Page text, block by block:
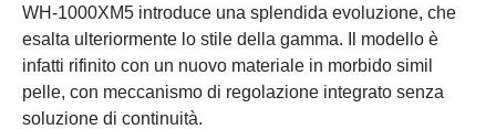
WH-1000XM5 introduce una splendida evoluzione, che
esalta ulteriormente lo stile della gamma. Il modello è
infatti rifinito con un nuovo materiale in morbido simil
pelle, con meccanismo di regolazione integrato senza
soluzione di continuità.